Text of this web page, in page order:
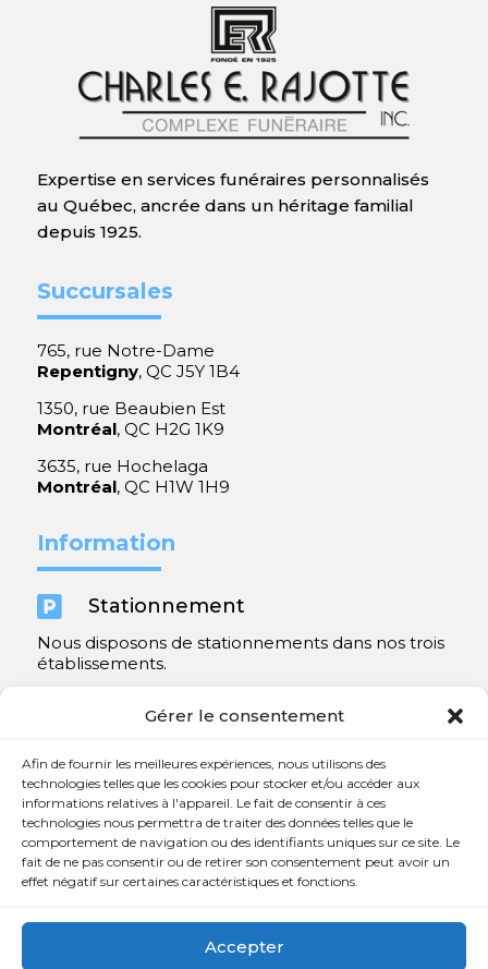
Gérer le consentement
Afin de fournir les meilleures expériences, nous utilisons des
technologies telles que les cookies pour stocker et/ou accéder aux
informations relatives à l'appareil. Le fait de consentir à ces
technologies nous permettra de traiter des données telles que le
comportement de navigation ou des identifiants uniques sur ce site. Le
fait de ne pas consentir ou de retirer son consentement peut avoir un
effet négatif sur certaines caractéristiques et fonctions.
Accepter
Expertise en services funéraires personnalisés
au Québec, ancrée dans un héritage familial
depuis 1925.
Succursales
765, rue Notre-Dame
Repentigny, QC J5Y 1B4
1350, rue Beaubien Est
Montréal, QC H2G 1K9
3635, rue Hochelaga
Montréal, QC H1W 1H9
Information
 Stationnement
Nous disposons de stationnements dans nos trois
établissements.
Contact
 450 654-3342
 info@charlesrajotte.com
765, rue Notre-Dame